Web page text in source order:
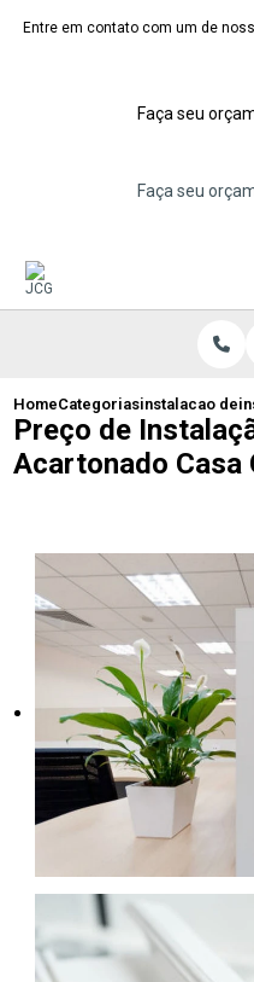
Entre em contato com um de
Faça seu
Faça seu
HomeCategoriasinstalacao de
Preço de
Acartonado Casa